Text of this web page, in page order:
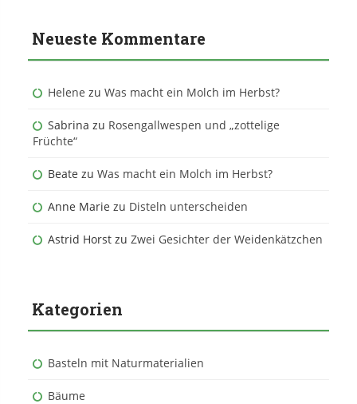
Neueste Kommentare
Helene zu Was macht ein Molch im Herbst?
Sabrina zu Rosengallwespen und „zottelige
Früchte“
Beate zu Was macht ein Molch im Herbst?
Anne Marie zu Disteln unterscheiden
Astrid Horst zu Zwei Gesichter der Weidenkätzchen
Kategorien
Basteln mit Naturmaterialien
Bäume